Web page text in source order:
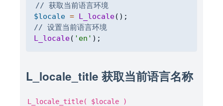
// 获取当前语言环境
$locale = L_locale( ) ;
// 设置当前语言环境
L_locale( 'en' ) ;
L_locale_title 获取当前语言名称
L_locale_title( $locale )